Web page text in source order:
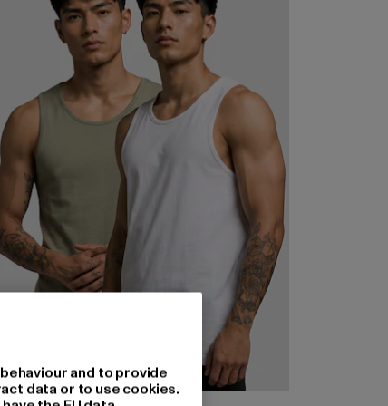
and to provide
data or to use cookies.